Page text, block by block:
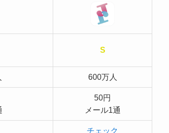
S
600万人
50円
メール1通
チェック